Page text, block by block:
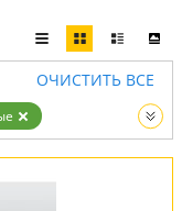
ОЧИСТИТЬ ВСЕ